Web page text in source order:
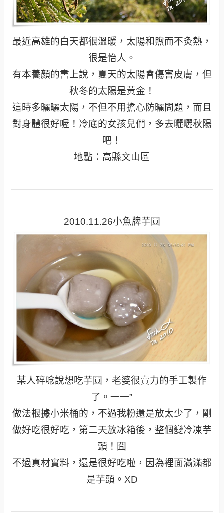
最近高雄的白天都很溫暖，太陽和煦而不灸熱，
很是怡人。
有本養顏的書上說，夏天的太陽會傷害皮膚，但
秋冬的太陽是黃金！
這時多曬曬太陽，不但不用擔心防曬問題，而且
對身體很好喔！冷底的女孩兒們，多去曬曬秋陽
吧！
地點：高縣文山區
2010.11.26小魚牌芋圓
某人碎唸說想吃芋圓，老婆很賣力的手工製作
了。一一”
做法根據小米桶的，不過我粉還是放太少了，剛
做好吃很好吃，第二天放冰箱後，整個變冷凍芋
頭！囧
不過真材實料，還是很好吃啦，因為裡面滿滿都
是芋頭。XD